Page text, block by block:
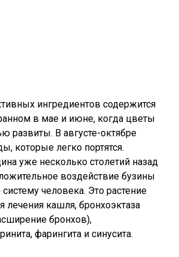
ингредиентов содержится
в мае и июне, когда цветы
развиты. В августе-октябре
которые легко портятся.
уже несколько столетий назад
воздействие бузины
человека. Это растение
лечения кашля, бронхоэктаза
бронхов),
фарингита и синусита.